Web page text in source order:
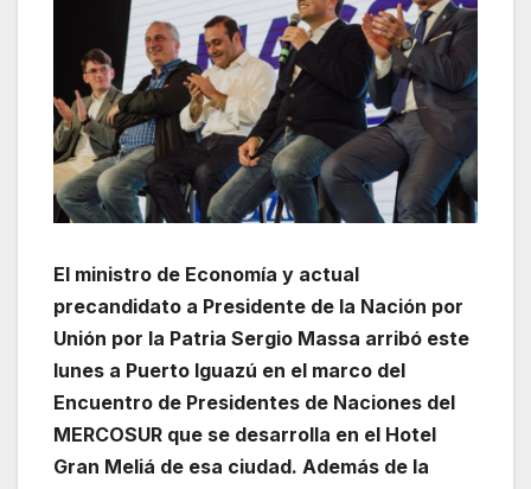
El ministro de Economía y actual
precandidato a Presidente de la Nación por
Unión por la Patria Sergio Massa arribó este
lunes a Puerto Iguazú en el marco del
Encuentro de Presidentes de Naciones del
MERCOSUR que se desarrolla en el Hotel
Gran Meliá de esa ciudad. Además de la